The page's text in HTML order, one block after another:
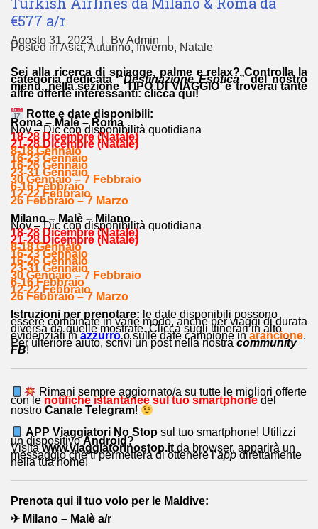
€577 a/r
Agosto 31, 2023 ByAdmin
Posted inAsia,Autunno,Inverno, Natale
Sei alla ricerca di spiagge, palme e relax? Controlla la
categoria dedicata “Destinazione Esotica” del nostro
menu, nella sezione ‘TIPO DI VIAGGIO’ e troverai tante
altre offerte interessanti: clicca qui!
Rotte e date disponibili:
Roma – Malè – Roma
Nov – Dic con disponibilità quotidiana
18-28 Dicembre (Natale)
21-28 Dicembre (Natale)
8-18 Gennaio
16-23 Gennaio
16-26 Gennaio
23-31 Gennaio
30 Gennaio – 7 Febbraio
6-16 Febbraio
12-22 Febbraio
26 Febbraio – 7 Marzo
Milano – Malè – Milano
Nov – Dic con disponibilità quotidiana
18-28 Dicembre (Natale)
21-28 Dicembre (Natale)
8-18 Gennaio
16-23 Gennaio
16-26 Gennaio
23-31 Gennaio
30 Gennaio – 7 Febbraio
6-16 Febbraio
12-22 Febbraio
26 Febbraio – 7 Marzo
Istruzioni per prenotare: le date disponibili possono
essere combinate in varie modo, anche per viaggi di durata
diversa da quelle mostrate. Clicca sugli itinerari in alto
evidenziati inazzurroo sulle date campione inarancione.
Per ulteriore aiuto, scrivi un post nella nostra community
FB!
Rimani sempre aggiornato/a su tutte le migliori offerte
con le notifiche istantanee sul tuo smartphone del
nostro Canale Telegram!
APP Viaggiatori No Stopsul tuo smartphone! Utilizzi
un dispositivoAndroid?
Visitawww.viaggiatorinostop.it da browser, apparirà un
messaggio che ti permetterà di ottenere l’appdirettamente
nella tua home!
Prenota qui il tuo volo per le Maldive:
✈ Milano – Malè a/r